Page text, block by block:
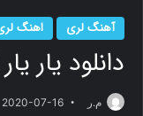
آهنگ لری اهنگ
دانلود یار
م.ر 2020-07-16